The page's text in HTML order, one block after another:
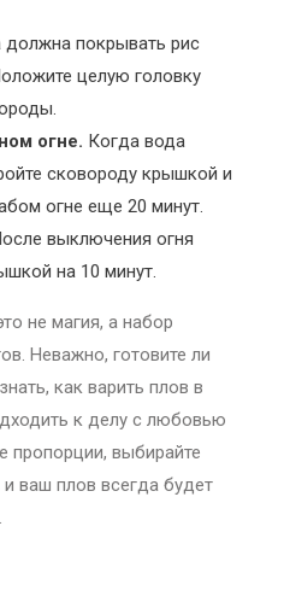
должна покрывать рис
целую головку
огне. Когда вода
сковороду крышкой и
огне еще 20 минут.
выключения огня
на 10 минут.
не магия, а набор
Неважно, готовите ли
как варить плов в
к делу с любовью
пропорции, выбирайте
ваш плов всегда будет